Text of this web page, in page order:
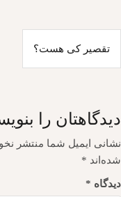
راهبری
نوشته
تقصیر کی هست؟
دیدگاهتان را
نشانی ایمیل شما منتشر
شده‌اند *
دیدگاه *